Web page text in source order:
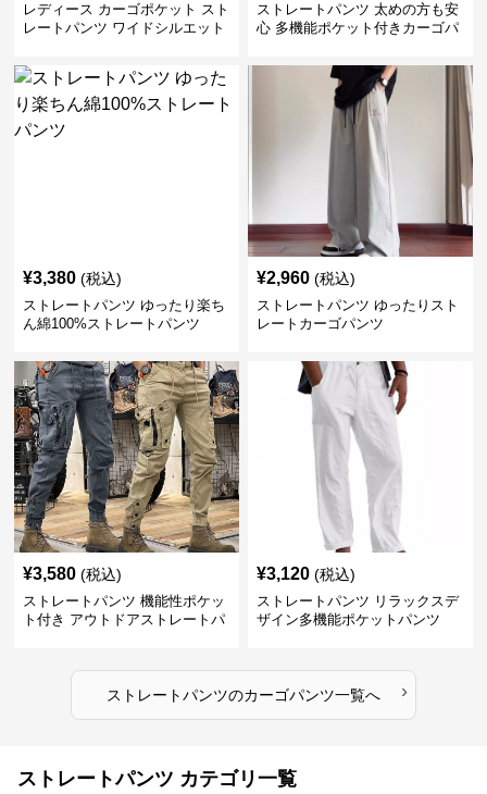
レディース カーゴポケット スト
レートパンツ ワイドシルエット
ストレートパンツ 太めの方も安
心 多機能ポケット付きカーゴパ
¥3,380 (税込)
ストレートパンツ ゆったり楽ち
ん綿100%ストレートパンツ
¥2,960 (税込)
ストレートパンツ ゆったりスト
レートカーゴパンツ
¥3,580 (税込)
ストレートパンツ 機能性ポケッ
ト付き アウトドアストレートパ
¥3,120 (税込)
ストレートパンツ リラックスデ
ザイン多機能ポケットパンツ
ストレートパンツのカーゴパンツ一覧へ ›
ストレートパンツ カテゴリ一覧